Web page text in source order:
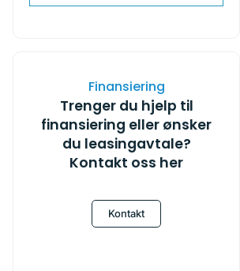
Finansiering
Trenger du hjelp til
finansiering eller ønsker
du leasingavtale?
Kontakt oss her
Kontakt